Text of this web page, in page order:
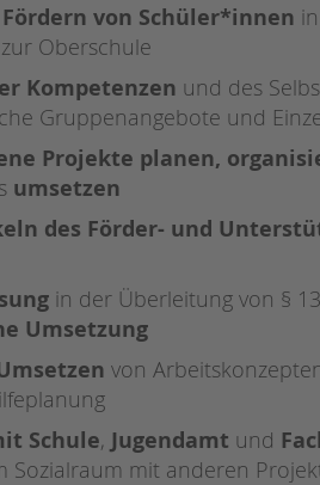
von Schüler*innen
Oberschule
Kompetenzen und des
Gruppenangebote und
Projekte planen,
umsetzen
des Förder- und
in der Überleitung von §
Umsetzung
von
Schule, Jugendamt und
Sozialraum mit anderen